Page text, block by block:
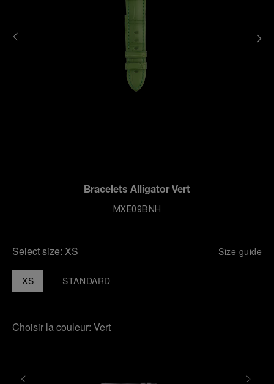
Bracelets Alligator Vert
MXE09BNH
Select size: XS Size guide
XS STANDARD
Choisir la couleur: Vert